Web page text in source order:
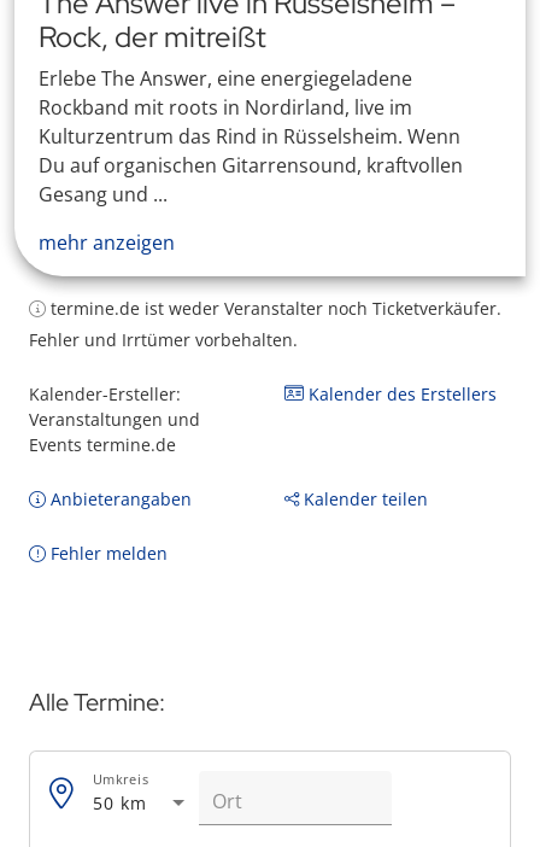
Rock, der mitreißt
Erlebe The Answer, eine energiegeladene
Rockband mit roots in Nordirland, live im
Kulturzentrum das Rind in Rüsselsheim. Wenn
Du auf organischen Gitarrensound, kraftvollen
Gesang und ...
mehr anzeigen
termine.de ist weder Veranstalter noch Ticketverkäufer.
Fehler und Irrtümer vorbehalten.
Kalender-Ersteller:
Veranstaltungen und
Events termine.de
Kalender des Erstellers
Anbieterangaben Kalender teilen
Fehler melden
Alle Termine:
50 km
Umkreis